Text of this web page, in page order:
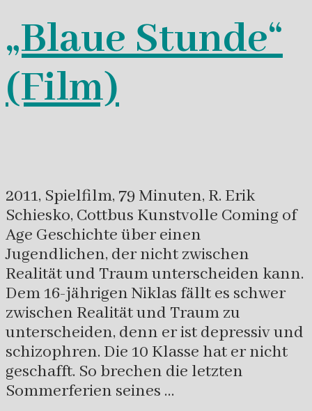
„Blaue Stunde“
(Film)
2011, Spielfilm, 79 Minuten, R. Erik
Schiesko, Cottbus Kunstvolle Coming of
Age Geschichte über einen
Jugendlichen, der nicht zwischen
Realität und Traum unterscheiden kann.
Dem 16-jährigen Niklas fällt es schwer
zwischen Realität und Traum zu
unterscheiden, denn er ist depressiv und
schizophren. Die 10 Klasse hat er nicht
geschafft. So brechen die letzten
Sommerferien seines …